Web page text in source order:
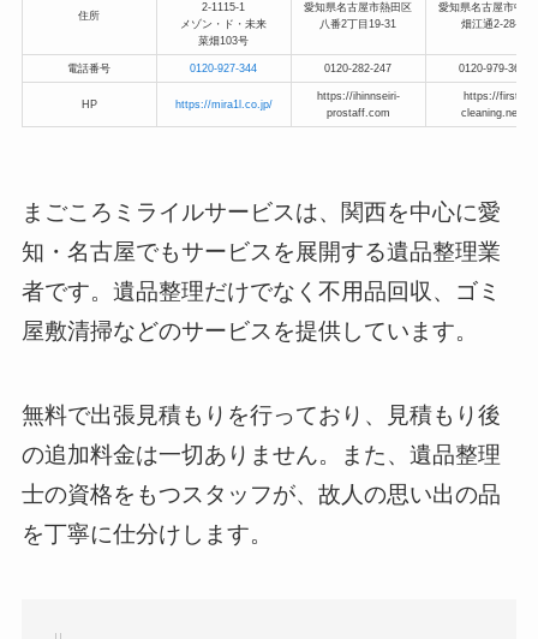
住所
2-1115-1
メゾン・ド・未来
菜畑103号
愛知県名古屋市熱田区
八番2丁目19-31
愛知県名古屋市中村
畑江通2-28-1
電話番号 0120-927-344 0120-282-247 0120-979-368
HP https://mira1l.co.jp/
https://ihinnseiri-
prostaff.com
https://first-
cleaning.net/
まごころミライルサービスは、関西を中心に愛
知・名古屋でもサービスを展開する遺品整理業
者です。遺品整理だけでなく不用品回収、ゴミ
屋敷清掃などのサービスを提供しています。
無料で出張見積もりを行っており、見積もり後
の追加料金は一切ありません。また、遺品整理
士の資格をもつスタッフが、故人の思い出の品
を丁寧に仕分けします。